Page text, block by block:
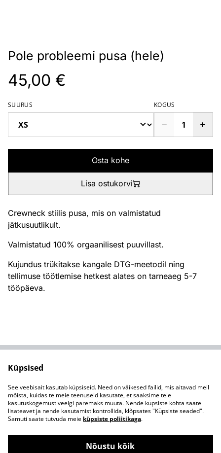
Pole probleemi pusa (hele)
45,00 €
SUURUS KOGUS
Osta kohe
Lisa ostukorvi
Crewneck stiilis pusa, mis on valmistatud
jätkusuutlikult.
Valmistatud 100% orgaanilisest puuvillast.
Kujundus trükitakse kangale DTG-meetodil ning
tellimuse töötlemise hetkest alates on tarneaeg 5-7
tööpäeva.
Tagasi esilehele
tingimused
Privaatsuspoliitika
Küpsisepoliitika
Küpsised
See veebisait kasutab küpsiseid. Need on väikesed failid, mis aitavad meil
mõista, kuidas te meie teenuseid kasutate, et saaksime teie
kasutuskogemust veelgi paremaks muuta. Nende küpsiste kohta saate
lisateavet ja nende kasutamist kontrollida, klõpsates "Küpsiste seaded".
Samuti saate tutvuda meie küpsiste poliitikaga.
Nõustu kõik